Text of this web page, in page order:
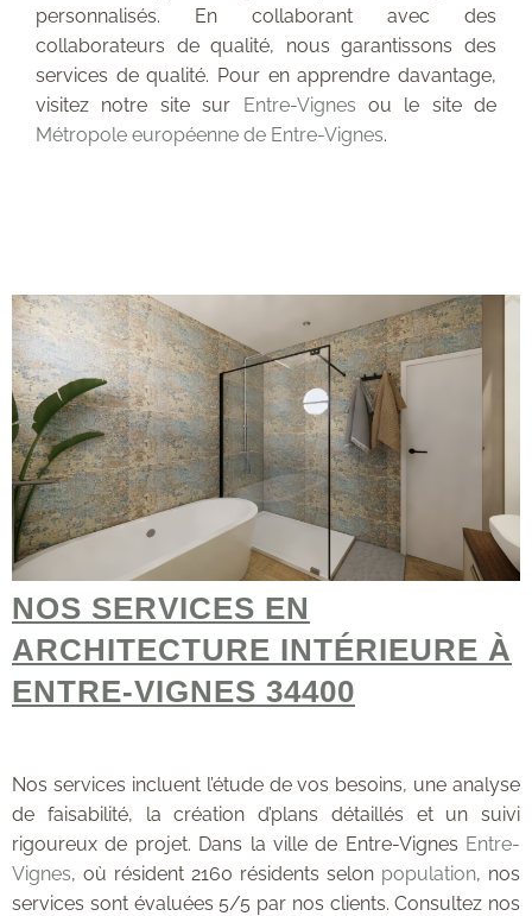
personnalisés. En collaborant avec des
collaborateurs de qualité, nous garantissons des
services de qualité. Pour en apprendre davantage,
visitez notre site sur Entre-Vignes ou le site de
Métropole européenne de Entre-Vignes.
NOS SERVICES EN
ARCHITECTURE INTÉRIEURE À
ENTRE-VIGNES 34400
Nos services incluent l’étude de vos besoins, une analyse
de faisabilité, la création d’plans détaillés et un suivi
rigoureux de projet. Dans la ville de Entre-Vignes Entre-
Vignes, où résident 2160 résidents selon population, nos
services sont évaluées 5/5 par nos clients. Consultez nos